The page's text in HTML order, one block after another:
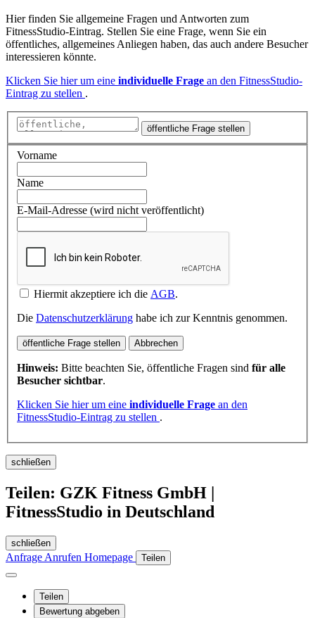
Hier finden Sie allgemeine Fragen und Antworten zum
FitnessStudio-Eintrag. Stellen Sie eine Frage, wenn Sie ein
öffentliches, allgemeines Anliegen haben, das auch andere Besucher
interessieren könnte.
Klicken Sie hier um eine individuelle Frage an den FitnessStudio-
Eintrag zu stellen .
öffentliche Frage stellen
Vorname
Name
E-Mail-Adresse (wird nicht veröffentlicht)
Hiermit akzeptiere ich die AGB.
Die Datenschutzerklärung habe ich zur Kenntnis genommen.
öffentliche Frage stellen Abbrechen
Hinweis: Bitte beachten Sie, öffentliche Fragen sind für alle
Besucher sichtbar.
Klicken Sie hier um eine individuelle Frage an den
FitnessStudio-Eintrag zu stellen .
schließen
Teilen: GZK Fitness GmbH |
FitnessStudio in Deutschland
schließen
Anfrage Anrufen Homepage Teilen
Teilen
Bewertung abgeben